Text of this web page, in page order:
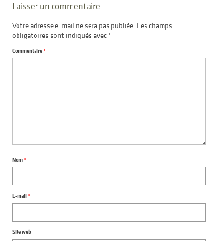
Laisser un commentaire
Votre adresse e-mail ne sera pas publiée. Les champs
obligatoires sont indiqués avec*
Commentaire*
Nom*
E-mail*
Site web